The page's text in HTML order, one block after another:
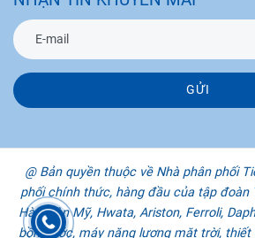
GỬI
@ Bản quyền thuộc về Nhà phân phối
phối chính thức, hàng đầu của tập đoàn
Hà, Toàn Mỹ, Hwata, Ariston, Ferroli,
bồn nước, máy năng lượng mặt trời, thiết